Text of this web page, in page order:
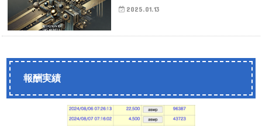
2025.01.13
報酬実績